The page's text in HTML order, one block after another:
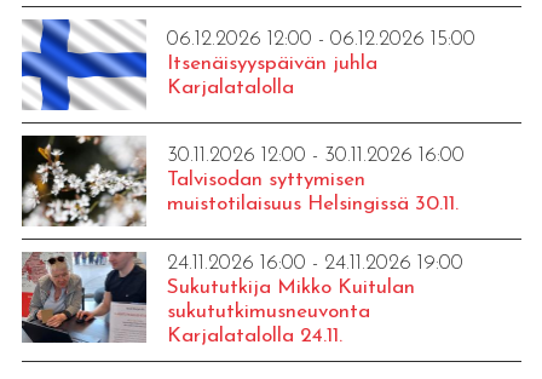
06.12.2026 12:00 - 06.12.2026 15:00
Itsenäisyyspäivän juhla
Karjalatalolla
30.11.2026 12:00 - 30.11.2026 16:00
Talvisodan syttymisen
muistotilaisuus Helsingissä 30.11.
24.11.2026 16:00 - 24.11.2026 19:00
Sukututkija Mikko Kuitulan
sukututkimusneuvonta
Karjalatalolla 24.11.